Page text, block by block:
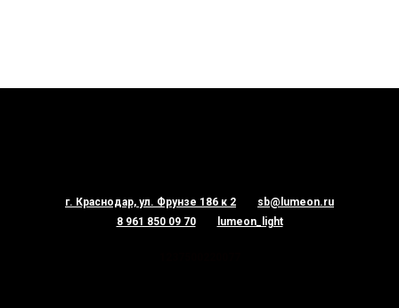
г. Краснодар, ул. Фрунзе 186 к 2
sb@lumeon.ru
8 961 850 09 70
lumeon_light